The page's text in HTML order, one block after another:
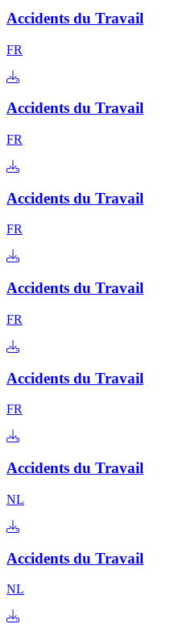
Accidents du Travail
FR
Accidents du Travail
FR
Accidents du Travail
FR
Accidents du Travail
FR
Accidents du Travail
FR
Accidents du Travail
NL
Accidents du Travail
NL